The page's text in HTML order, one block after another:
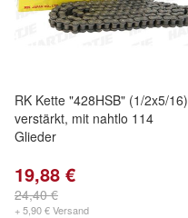
RK Kette "428HSB" (1/2x5/16)
verstärkt, mit nahtlo 114
Glieder
19,88 €
24,40 €
+ 5,90 € Versand